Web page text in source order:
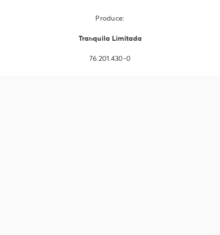
Produce:
Tranquila Limitada
76.201.430-0